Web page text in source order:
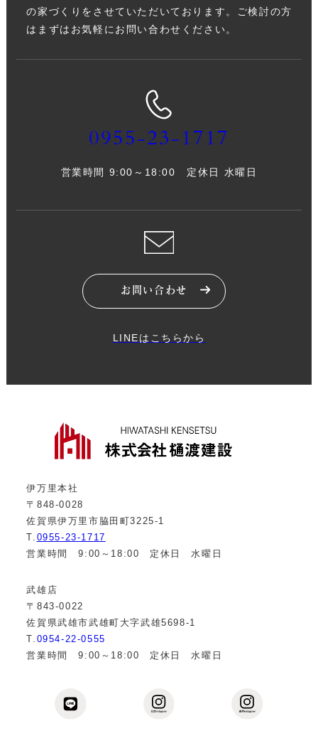
の家づくりをさせていただいております。ご検討の方
はまずはお気軽にお問い合わせください。
0955-23-1717
営業時間 9:00～18:00 定休日 水曜日
お問い合わせ
LINEはこちらから
伊万里本社
〒848-0028
佐賀県伊万里市脇田町3225-1
T. 0955-23-1717
営業時間 9:00～18:00 定休日 水曜日
武雄店
〒843-0022
佐賀県武雄市武雄町大字武雄5698-1
T. 0954-22-0555
営業時間 9:00～18:00 定休日 水曜日